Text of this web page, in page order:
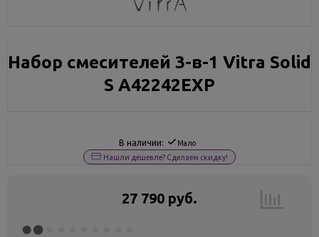
Набор смесителей 3-в-1 Vitra Solid
S A42242EXP
В наличии: Мало
Нашли дешевле? Сделаем скидку!
27 790 руб.